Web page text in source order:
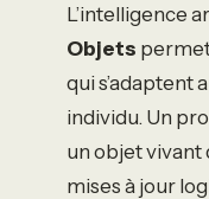
L’intelligence
Objets
qui s’adaptent
individu. Un
un objet vivant
mises à jour